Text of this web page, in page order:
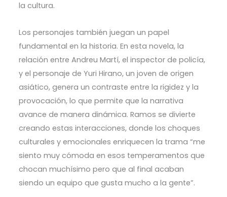
la cultura.
Los personajes también juegan un papel
fundamental en la historia. En esta novela, la
relación entre Andreu Martí, el inspector de policía,
y el personaje de Yuri Hirano, un joven de origen
asiático, genera un contraste entre la rigidez y la
provocación, lo que permite que la narrativa
avance de manera dinámica. Ramos se divierte
creando estas interacciones, donde los choques
culturales y emocionales enriquecen la trama “me
siento muy cómoda en esos temperamentos que
chocan muchísimo pero que al final acaban
siendo un equipo que gusta mucho a la gente”.